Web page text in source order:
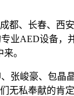
、长春、西
AED设备
。
峻豪、包
私奉献的